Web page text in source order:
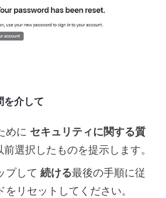
を介して
めに セキュリティに関する質
選択したものを提示します。
プして 続ける最後の手順に従
をリセットしてください。